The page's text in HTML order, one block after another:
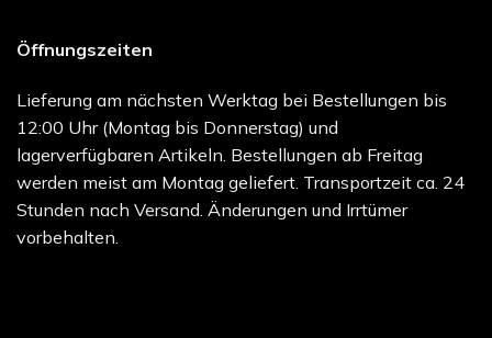
Öffnungszeiten
Lieferung am nächsten Werktag bei Bestellungen bis
12:00 Uhr (Montag bis Donnerstag) und
lagerverfügbaren Artikeln. Bestellungen ab Freitag
werden meist am Montag geliefert. Transportzeit ca. 24
Stunden nach Versand. Änderungen und Irrtümer
vorbehalten.